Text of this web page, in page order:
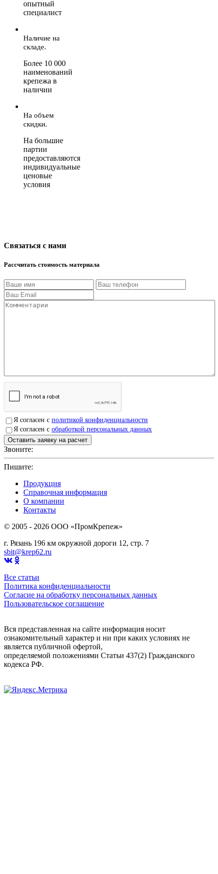
опытный
специалист
Наличие на
складе.
Более 10 000
наименований
крепежа в
наличии
На объем
скидки.
На большие
партии
предоставляются
индивидуальные
ценовые
условия
Связаться с нами
Рассчитать стоимость материала
Я согласен с политикой конфиденциальности
Я согласен с обработкой персональных данных
Звоните:
Пишите:
Продукция
Справочная информация
О компании
Контакты
© 2005 - 2026 OOO «ПромКрепеж»
г. Рязань 196 км окружной дороги 12, стр. 7
sbit@krep62.ru
Все статьи
Политика конфиденциальности
Согласие на обработку персональных данных
Пользовательское соглашение
Вся представленная на сайте информация носит
ознакомительный характер и ни при каких условиях не
является публичной офертой,
определяемой положениями Статьи 437(2) Гражданского
кодекса РФ.